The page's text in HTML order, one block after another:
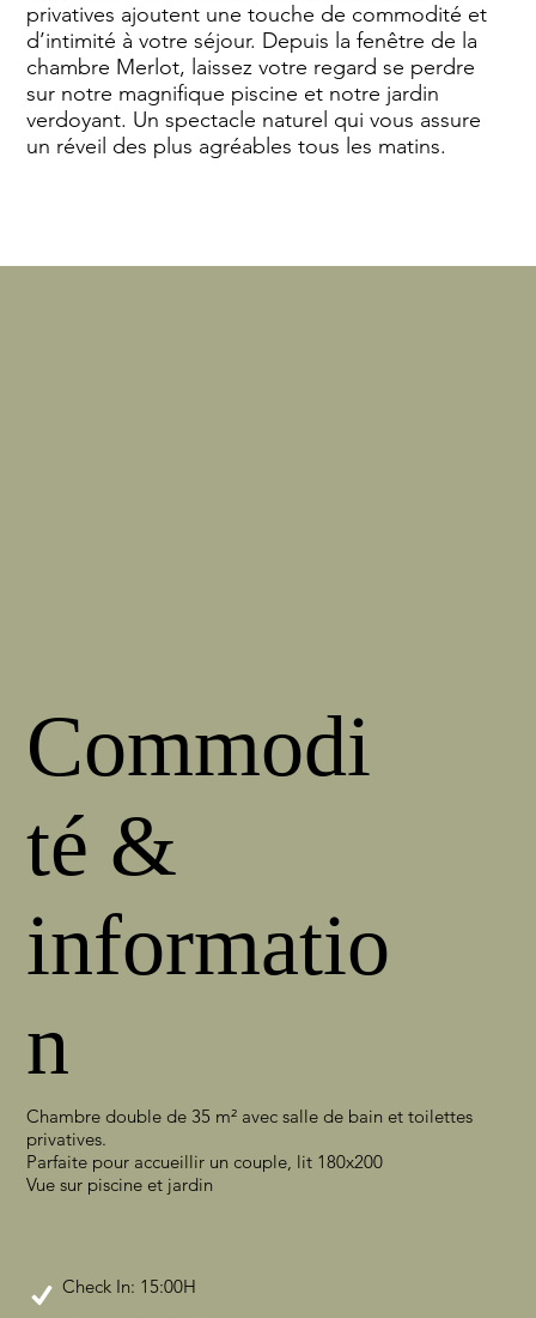
privatives ajoutent une touche de commodité et
d’intimité à votre séjour. Depuis la fenêtre de la
chambre Merlot, laissez votre regard se perdre
sur notre magnifique piscine et notre jardin
verdoyant. Un spectacle naturel qui vous assure
un réveil des plus agréables tous les matins.
Check In: 15:00H
Commodi
té &
informatio
n
Chambre double de 35 m² avec salle de bain et toilettes
privatives.
Parfaite pour accueillir un couple, lit 180x200
Vue sur piscine et jardin